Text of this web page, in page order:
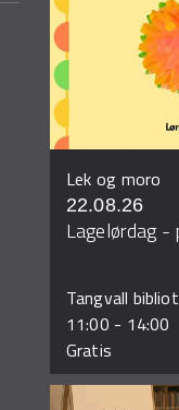
Lek og moro
22.08.26
Lagelørdag -
Tangvall
11:00 - 14:00
Gratis